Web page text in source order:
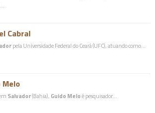
Cabral
pela Universidade Federal do Ceará (UFC), atuando como…
Melo
Salvador(Bahia), Guido Meloé pesquisador…